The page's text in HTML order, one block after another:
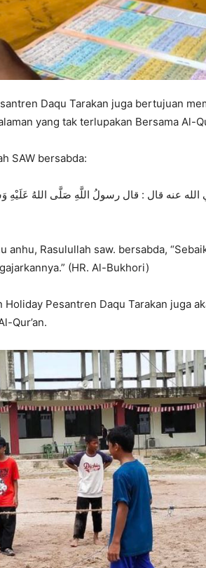
Daqu Tarakan juga bertujuan
yang tak terlupakan Bersama Al-
SAW bersabda:
عنه قال : قال رسولُ اللَّهِ صَلَّى اللهُ عَلَيْهِ
anhu, Rasulullah saw. bersabda,
(HR. Al-Bukhori)
Pesantren Daqu Tarakan juga
Qur’an.